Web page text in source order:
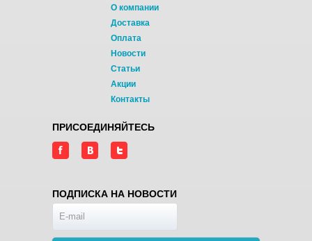
О компании
Доставка
Оплата
Новости
Статьи
Акции
Контакты
ПРИСОЕДИНЯЙТЕСЬ
ПОДПИСКА НА НОВОСТИ